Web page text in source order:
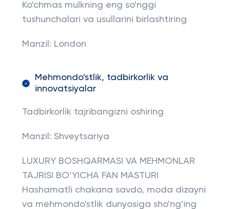
Ko'chmas mulkning eng so'nggi
tushunchalari va usullarini birlashtiring
Manzil: London
Mehmondo'stlik, tadbirkorlik va
innovatsiyalar
Tadbirkorlik tajribangizni oshiring
Manzil: Shveytsariya
LUXURY BOSHQARMASI VA MEHMONLAR
TAJRISI BO‘YICHA FAN MASTURI
Hashamatli chakana savdo, moda dizayni
va mehmondo'stlik dunyosiga sho'ng'ing